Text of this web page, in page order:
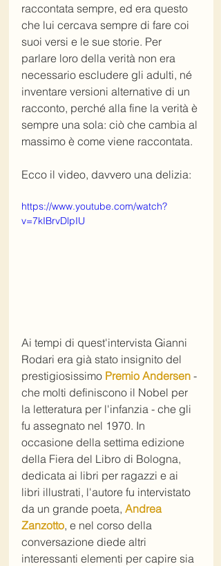
raccontata sempre, ed era questo
che lui cercava sempre di fare coi
suoi versi e le sue storie. Per
parlare loro della verità non era
necessario escludere gli adulti, né
inventare versioni alternative di un
racconto, perché alla fine la verità è
sempre una sola: ciò che cambia al
massimo è come viene raccontata.
Ecco il video, davvero una delizia:
https://www.youtube.com/watch?
v=7kIBrvDlpIU
Ai tempi di quest'intervista Gianni
Rodari era già stato insignito del
prestigiosissimo Premio Andersen -
che molti definiscono il Nobel per
la letteratura per l'infanzia - che gli
fu assegnato nel 1970. In
occasione della settima edizione
della Fiera del Libro di Bologna,
dedicata ai libri per ragazzi e ai
libri illustrati, l'autore fu intervistato
da un grande poeta, Andrea
Zanzotto, e nel corso della
conversazione diede altri
interessanti elementi per capire sia